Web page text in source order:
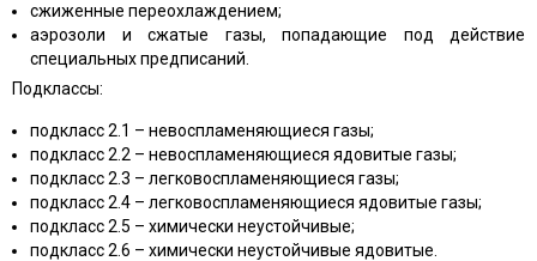
сжиженные переохлаждением;
аэрозоли и сжатые газы, попадающие под действие
специальных предписаний.
Подклассы:
подкласс 2.1 – невоспламеняющиеся газы;
подкласс 2.2 – невоспламеняющиеся ядовитые газы;
подкласс 2.3 – легковоспламеняющиеся газы;
подкласс 2.4 – легковоспламеняющиеся ядовитые газы;
подкласс 2.5 – химически неустойчивые;
подкласс 2.6 – химически неустойчивые ядовитые.